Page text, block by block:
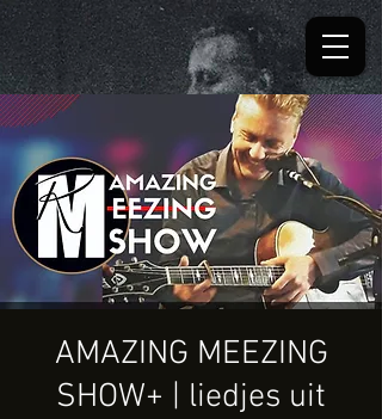
AMAZING MEEZING
SHOW+ | liedjes uit